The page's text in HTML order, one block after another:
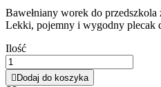
Bawełniany worek do
Lekki, pojemny i wygodny plecak
Ilość
 Dodaj do koszyka